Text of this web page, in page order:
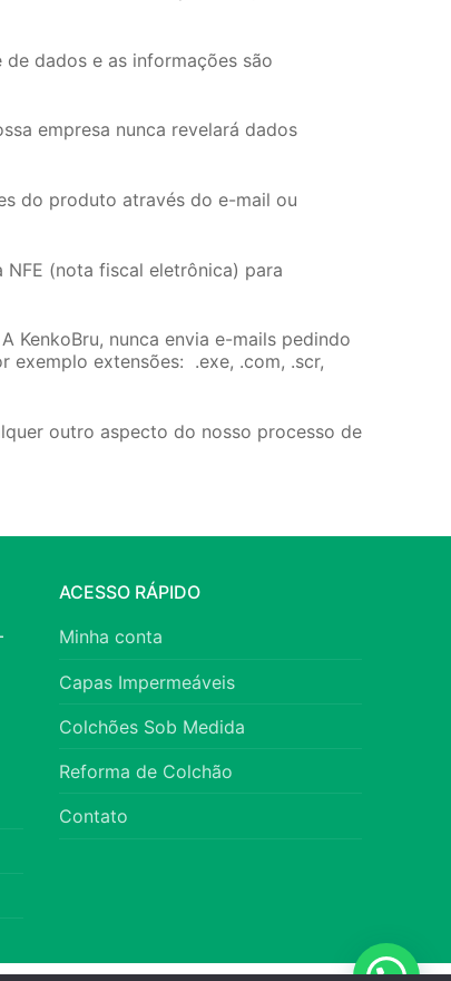
dados e as informações são
empresa nunca revelará dados
do produto através do e-mail ou
(nota fiscal eletrônica) para
KenkoBru, nunca envia e-mails pedindo
exemplo extensões: .exe, .com, .scr,
outro aspecto do nosso processo de
ACESSO RÁPIDO
Minha conta
Capas Impermeáveis
Colchões Sob Medida
Reforma de Colchão
Contato